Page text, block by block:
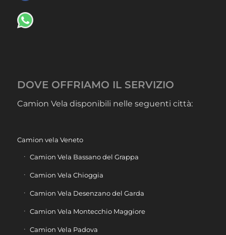
DOVE OFFRIAMO IL SERVIZIO
Camion Vela disponibili nelle seguenti città:
Camion vela Veneto
Camion Vela Bassano del Grappa
Camion Vela Chioggia
Camion Vela Desenzano del Garda
Camion Vela Montecchio Maggiore
Camion Vela Padova